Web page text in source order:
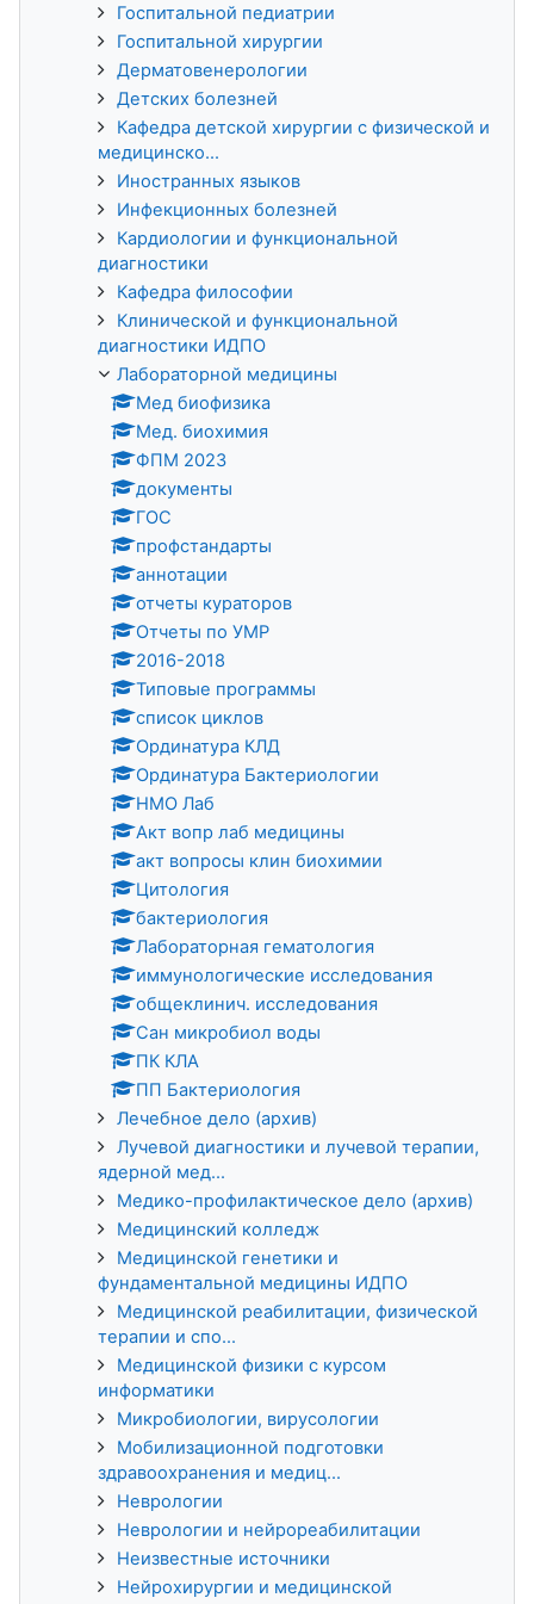
Госпитальной педиатрии
Госпитальной хирургии
Дерматовенерологии
Детских болезней
Кафедра детской хирургии с физической и
медицинско...
Иностранных языков
Инфекционных болезней
Кардиологии и функциональной
диагностики
Кафедра философии
Клинической и функциональной
диагностики ИДПО
Лабораторной медицины
Мед биофизика
Мед. биохимия
ФПМ 2023
документы
ГОС
профстандарты
аннотации
отчеты кураторов
Отчеты по УМР
2016-2018
Типовые программы
список циклов
Ординатура КЛД
Ординатура Бактериологии
НМО Лаб
Акт вопр лаб медицины
акт вопросы клин биохимии
Цитология
бактериология
Лабораторная гематология
иммунологические исследования
общеклинич. исследования
Сан микробиол воды
ПК КЛА
ПП Бактериология
Лечебное дело (архив)
Лучевой диагностики и лучевой терапии,
ядерной мед...
Медико-профилактическое дело (архив)
Медицинский колледж
Медицинской генетики и
фундаментальной медицины ИДПО
Медицинской реабилитации, физической
терапии и спо...
Медицинской физики с курсом
информатики
Микробиологии, вирусологии
Мобилизационной подготовки
здравоохранения и медиц...
Неврологии
Неврологии и нейрореабилитации
Неизвестные источники
Нейрохирургии и медицинской